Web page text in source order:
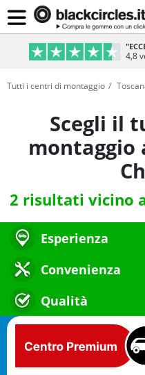
4,8
Tutti i centri di montaggio
Scegli il
montaggio
2 risultati vicino
Esperienza
Convenienza
Qualità